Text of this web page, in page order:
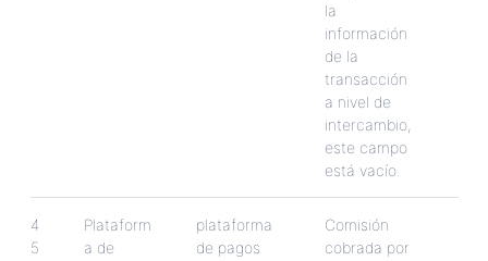
la
información
de la
transacción
a nivel de
intercambio,
este campo
está vacío.
4
5
Plataform
a de
plataforma
de pagos
Comisión
cobrada por